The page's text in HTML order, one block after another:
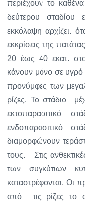
περιέχουν το
δεύτερου σταδίου
εκκόλαψη αρχίζει,
εκκρίσεις της
20 έως 40 εκατ.
κάνουν μόνο σε
προνύμφες των
ρίζες. Το στάδιο
εκτοπαρασιτικό
ενδοπαρασιτικό
διαμορφώνουν
τους. Στις
των συγκύτιων
καταστρέφονται. Οι
από τις ρίζες το